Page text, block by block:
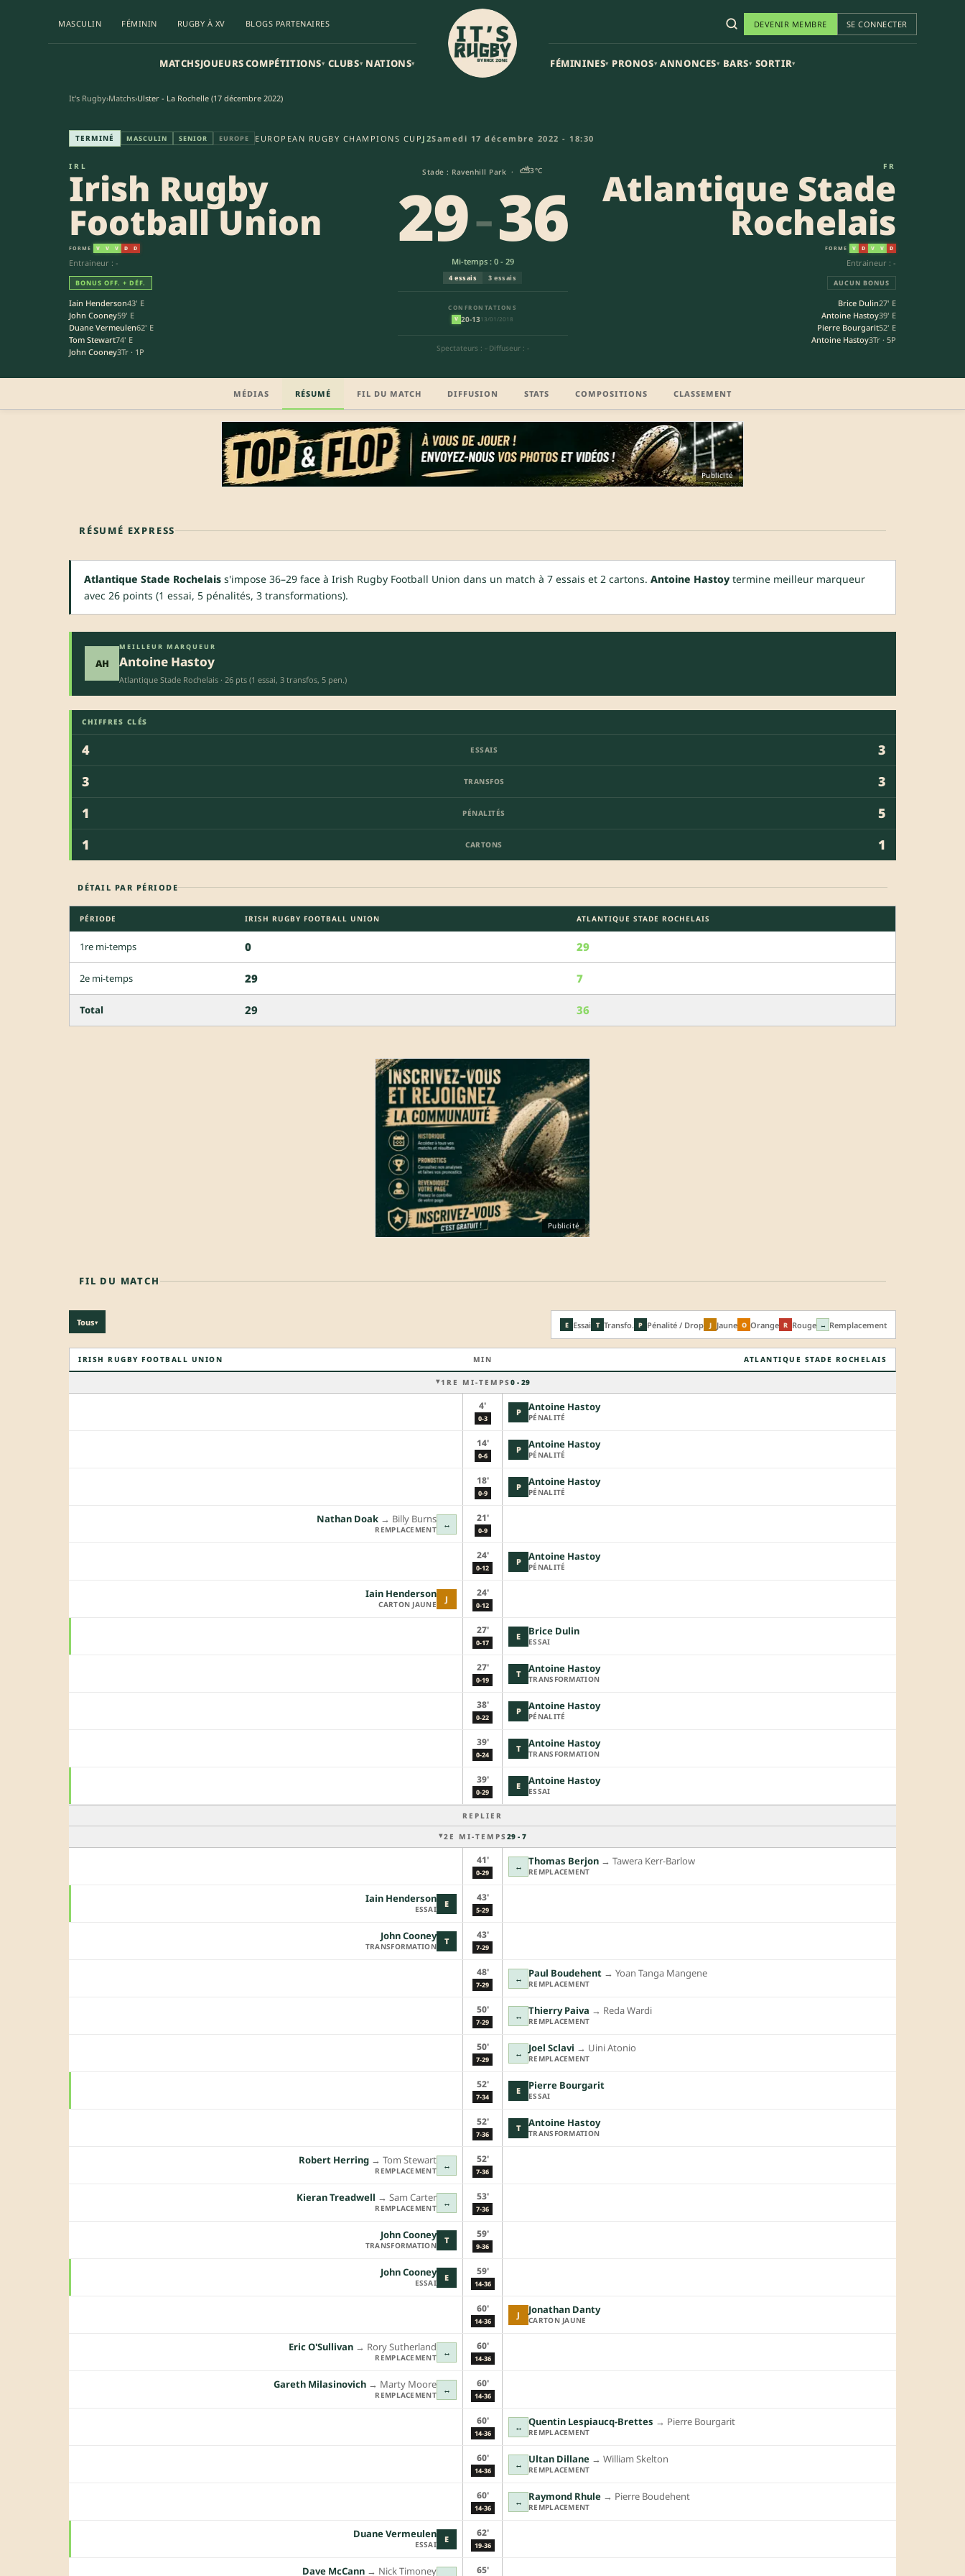
MASCULIN FÉMININ RUGBY À XV BLOGS PARTENAIRES
MATCHSJOUEURSCOMPÉTITIONS▾ CLUBS▾ NATIONS▾
DEVENIR MEMBRE SE CONNECTER
FÉMININES▾ PRONOS▾ ANNONCES▾ BARS▾ SORTIR▾
It's Rugby›Matchs›Ulster - La Rochelle (17 décembre 2022)
Irish Rugby Football Union - Atlantique Stade Rochelais (29-36) | European Rugby
TERMINÉ MASCULIN SENIOR EUROPE EUROPEAN RUGBY CHAMPIONS CUP J2Samedi 17 décembre 2022 - 18:30
IRL
Irish Rugby
Football Union
FORME V V V D D
Entraineur : -
BONUS OFF. + DÉF.
Iain Henderson43' E
John Cooney59' E
Duane Vermeulen62' E
Tom Stewart74' E
John Cooney3Tr · 1P
Stade : Ravenhill Park · ⛅3°C
29-36
Mi-temps : 0 - 29
4 essais 3 essais
CONFRONTATIONS
V 20-1313/01/2018
Spectateurs : -·Diffuseur : -
FR
Atlantique Stade
Rochelais
FORME V D V V D
Entraineur : -
AUCUN BONUS
Brice Dulin27' E
Antoine Hastoy39' E
Pierre Bourgarit52' E
Antoine Hastoy3Tr · 5P
MÉDIAS RÉSUMÉ FIL DU MATCH DIFFUSION STATS COMPOSITIONS CLASSEMENT
Publicité
RÉSUMÉ EXPRESS
Atlantique Stade Rochelais s'impose 36–29 face à Irish Rugby Football Union dans un match à 7 essais et 2 cartons. Antoine Hastoy termine meilleur marqueur
avec 26 points (1 essai, 5 pénalités, 3 transformations).
AH
MEILLEUR MARQUEUR
Antoine Hastoy
Atlantique Stade Rochelais · 26 pts (1 essai, 3 transfos, 5 pen.)
CHIFFRES CLÉS
4 ESSAIS
3
3
TRANSFOS
3
1
PÉNALITÉS
5
1
CARTONS 1
DÉTAIL PAR PÉRIODE
PÉRIODE IRISH RUGBY FOOTBALL UNION ATLANTIQUE STADE ROCHELAIS
1re mi-temps 0 29
2e mi-temps 29 7
Total 29 36
Publicité
FIL DU MATCH
Tous▾ E Essai T Transfo. P Pénalité / Drop J Jaune O Orange R Rouge ↔ Remplacement
IRISH RUGBY FOOTBALL UNION MIN ATLANTIQUE STADE ROCHELAIS
1RE MI-TEMPS 0 - 29
4'
0-3
P Antoine Hastoy
PÉNALITÉ
14'
0-6
P Antoine Hastoy
PÉNALITÉ
18'
0-9
P Antoine Hastoy
PÉNALITÉ
↔
Nathan Doak →︎ Billy Burns
REMPLACEMENT
21'
0-9
24'
0-12
P Antoine Hastoy
PÉNALITÉ
J
Iain Henderson
CARTON JAUNE
24'
0-12
27'
0-17
E Brice Dulin
ESSAI
27'
0-19
T Antoine Hastoy
TRANSFORMATION
38'
0-22
P Antoine Hastoy
PÉNALITÉ
39'
0-24
T Antoine Hastoy
TRANSFORMATION
39'
0-29
E Antoine Hastoy
ESSAI
REPLIER
2E MI-TEMPS 29 - 7
41'
0-29
↔ Thomas Berjon →︎ Tawera Kerr-Barlow
REMPLACEMENT
E
Iain Henderson
ESSAI
43'
5-29
T
John Cooney
TRANSFORMATION
43'
7-29
48'
7-29
↔ Paul Boudehent →︎ Yoan Tanga Mangene
REMPLACEMENT
50'
7-29
↔ Thierry Paiva →︎ Reda Wardi
REMPLACEMENT
50'
7-29
↔ Joel Sclavi →︎ Uini Atonio
REMPLACEMENT
52'
7-34
E Pierre Bourgarit
ESSAI
52'
7-36
T Antoine Hastoy
TRANSFORMATION
↔
Robert Herring →︎ Tom Stewart
REMPLACEMENT
52'
7-36
↔
Kieran Treadwell →︎ Sam Carter
REMPLACEMENT
53'
7-36
T
John Cooney
TRANSFORMATION
59'
9-36
E
John Cooney
ESSAI
59'
14-36
60'
14-36
J Jonathan Danty
CARTON JAUNE
↔
Eric O'Sullivan →︎ Rory Sutherland
REMPLACEMENT
60'
14-36
↔
Gareth Milasinovich →︎ Marty Moore
REMPLACEMENT
60'
14-36
60'
14-36
↔ Quentin Lespiaucq-Brettes →︎ Pierre Bourgarit
REMPLACEMENT
60'
14-36
↔ Ultan Dillane →︎ William Skelton
REMPLACEMENT
60'
14-36
↔ Raymond Rhule →︎ Pierre Boudehent
REMPLACEMENT
E
Duane Vermeulen
ESSAI
62'
19-36
Dave McCann →︎ Nick Timoney 65'